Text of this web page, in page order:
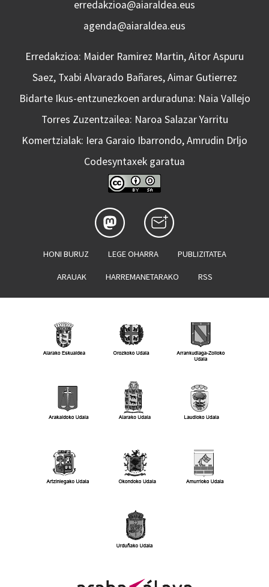
erredakzioa@aiaraldea.eus
agenda@aiaraldea.eus
Erredakzioa: Maider Ramirez Martin, Aitor Aspuru
Saez, Txabi Alvarado Bañares, Aimar Gutierrez
Bidarte Ikus-entzunezkoen arduraduna: Naia Vallejo
Torres Zuzentzailea: Naroa Salazar Yarritu
Komertzialak: Iera Garaio Ibarrondo, Amrudin Drljo
Codesyntaxek garatua
HONI BURUZ LEGE OHARRA PUBLIZITATEA
ARAUAK HARREMANETARAKO RSS